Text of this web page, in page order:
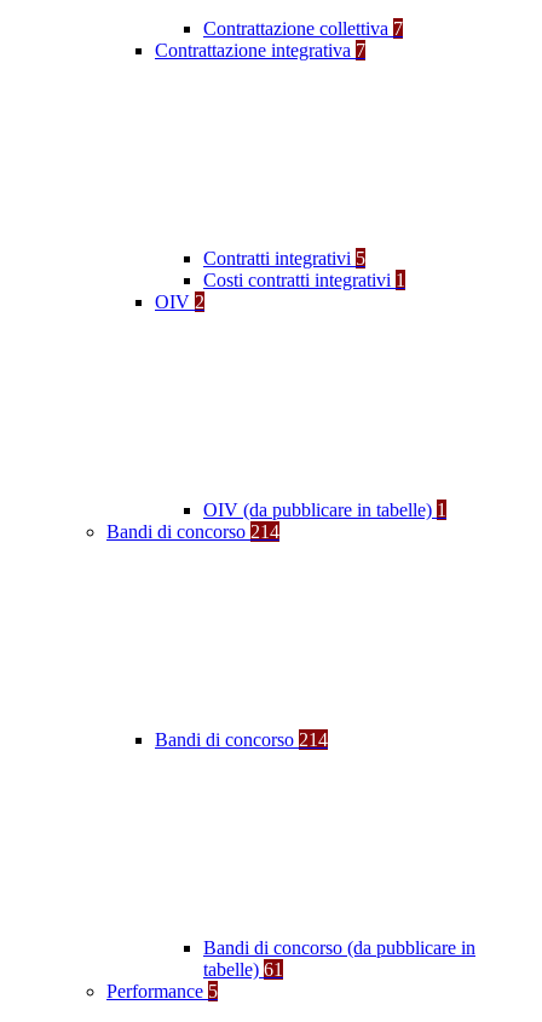
Contrattazione collettiva 7
Contrattazione integrativa 7
Contratti integrativi 5
Costi contratti integrativi 1
OIV 2
OIV (da pubblicare in tabelle) 1
Bandi di concorso 214
Bandi di concorso 214
Bandi di concorso (da pubblicare in
tabelle) 61
Performance 5